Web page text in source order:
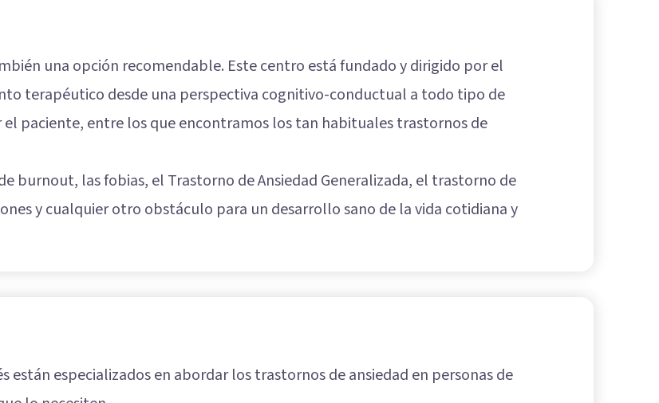
una opción recomendable. Este centro está fundado y dirigido por el
terapéutico desde una perspectiva cognitivo-conductual a todo tipo de
paciente, entre los que encontramos los tan habituales trastornos de
burnout, las fobias, el Trastorno de Ansiedad Generalizada, el trastorno de
y cualquier otro obstáculo para un desarrollo sano de la vida cotidiana y
están especializados en abordar los trastornos de ansiedad en personas de